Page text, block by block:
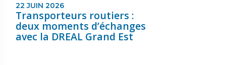
22 JUIN 2026
Transporteurs routiers :
deux moments d’échanges
avec la DREAL Grand Est